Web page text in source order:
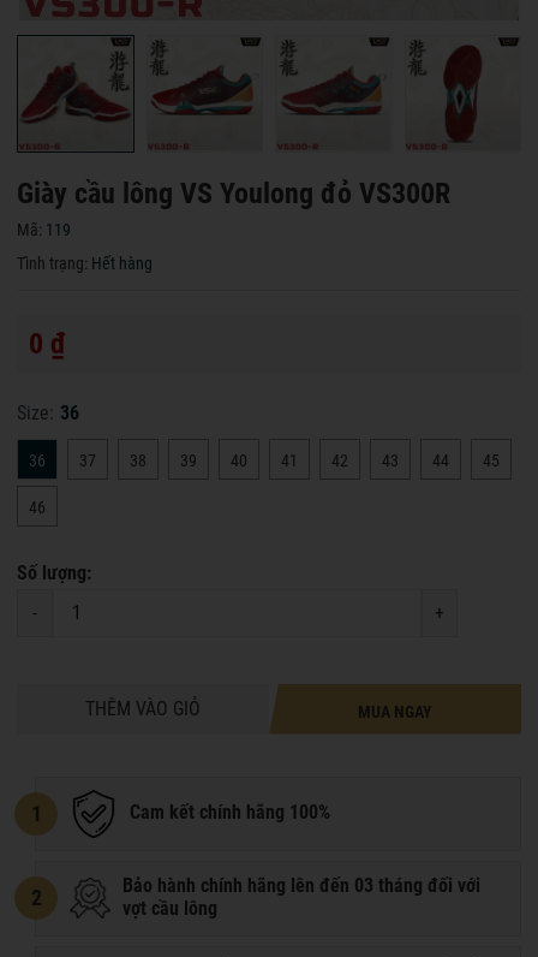
Giày cầu lông VS Youlong đỏ VS300R
Mã: 119
Tình trạng: Hết hàng
0 ₫
Size: 36
36 37 38 39 40 41 42 43 44 45
46
Số lượng:
-
+
THÊM VÀO GIỎ MUA NGAY
1 Cam kết chính hãng 100%
2
Bảo hành chính hãng lên đến 03 tháng đối với
vợt cầu lông